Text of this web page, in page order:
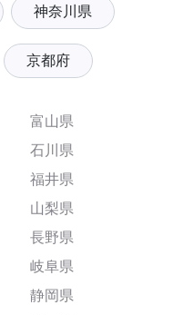
神奈川県
京都府
富山県
石川県
福井県
山梨県
長野県
岐阜県
静岡県